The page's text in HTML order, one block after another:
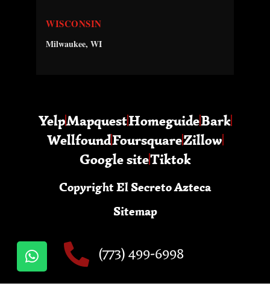
WISCONSIN
Milwaukee, WI
YelpMapquestHomeguideBark
WellfoundFoursquareZillow
Google siteTiktok
Copyright El Secreto Azteca
Sitemap
(773) 499-6998